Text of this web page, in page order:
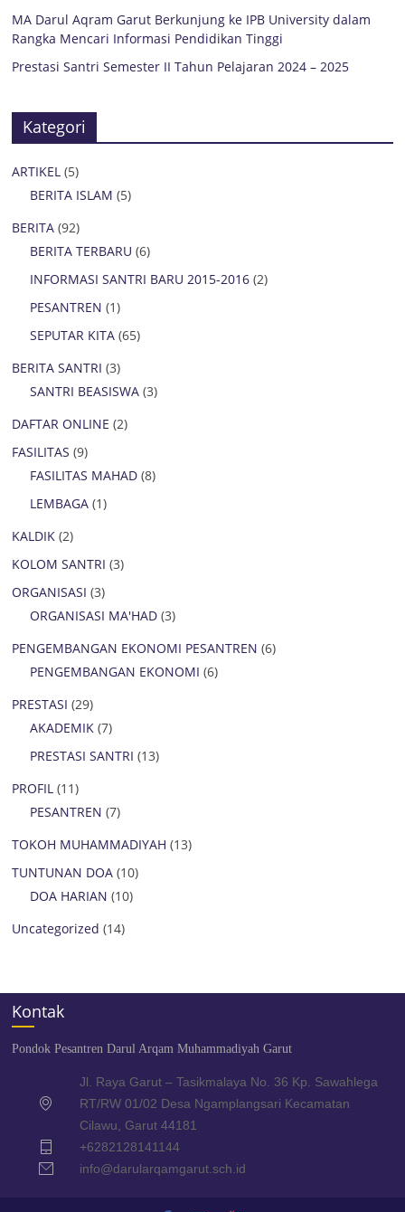
MA Darul Aqram Garut Berkunjung ke IPB University dalam
Rangka Mencari Informasi Pendidikan Tinggi
Prestasi Santri Semester II Tahun Pelajaran 2024 – 2025
Kategori
ARTIKEL (5)
BERITA ISLAM (5)
BERITA (92)
BERITA TERBARU (6)
INFORMASI SANTRI BARU 2015-2016 (2)
PESANTREN (1)
SEPUTAR KITA (65)
BERITA SANTRI (3)
SANTRI BEASISWA (3)
DAFTAR ONLINE (2)
FASILITAS (9)
FASILITAS MAHAD (8)
LEMBAGA (1)
KALDIK (2)
KOLOM SANTRI (3)
ORGANISASI (3)
ORGANISASI MA'HAD (3)
PENGEMBANGAN EKONOMI PESANTREN (6)
PENGEMBANGAN EKONOMI (6)
PRESTASI (29)
AKADEMIK (7)
PRESTASI SANTRI (13)
PROFIL (11)
PESANTREN (7)
TOKOH MUHAMMADIYAH (13)
TUNTUNAN DOA (10)
DOA HARIAN (10)
Uncategorized (14)
Kontak
Pondok Pesantren Darul Arqam Muhammadiyah Garut
Jl. Raya Garut – Tasikmalaya No. 36 Kp. Sawahlega
RT/RW 01/02 Desa Ngamplangsari Kecamatan
Cilawu, Garut 44181
+6282128141144
info@darularqamgarut.sch.id